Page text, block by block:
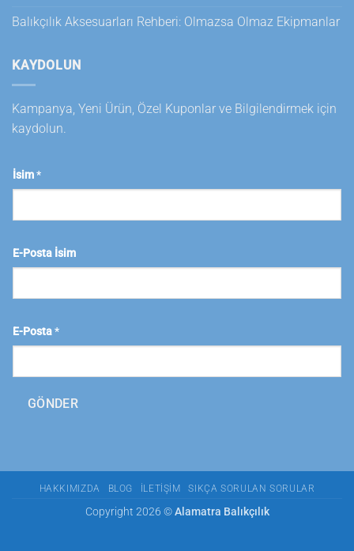
Balıkçılık Aksesuarları Rehberi: Olmazsa Olmaz Ekipmanlar
KAYDOLUN
Kampanya, Yeni Ürün, Özel Kuponlar ve Bilgilendirmek için
kaydolun.
İsim*
E-Posta İsim
E-Posta*
GÖNDER
HAKKIMIZDA BLOG İLETIŞIM SIKÇA SORULAN SORULAR
Copyright 2026 ©Alamatra Balıkçılık